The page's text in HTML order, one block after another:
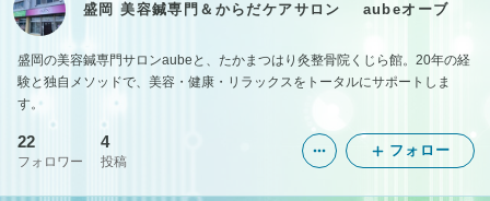
盛岡 美容鍼専門＆からだケアサロン aubeオーブ
盛岡の美容鍼専門サロンaubeと、たかまつはり灸整骨院くじら館。20年の経
験と独自メソッドで、美容・健康・リラックスをトータルにサポートしま
す。
22
フォロワー
4
投稿
フォロー